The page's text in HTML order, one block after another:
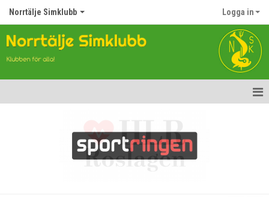
Norrtälje Simklubb Logga in